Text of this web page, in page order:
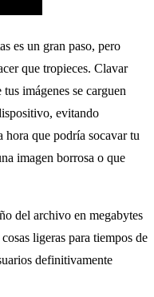
es un gran paso, pero
que tropieces. Clavar
imágenes se carguen
evitando
que podría socavar tu
imagen borrosa o que
del archivo en megabytes
ligeras para tiempos de
definitivamente